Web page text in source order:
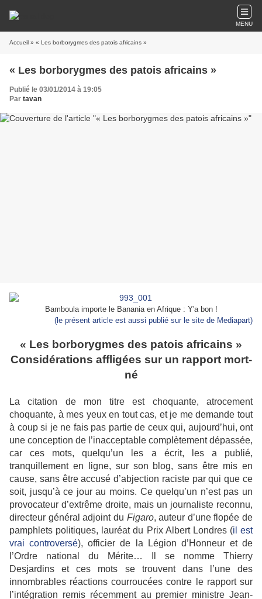
MENU
Accueil » « Les borborygmes des patois africains »
« Les borborygmes des patois africains »
Publié le 03/01/2014 à 19:05
Par tavan
Bamboula importe le Banania en Afrique : Y'a bon !
(le présent article est aussi publié sur le site de Mediapart)
« Les borborygmes des patois africains »
Considérations affligées sur un rapport mort-
né
La citation de mon titre est choquante, atrocement
choquante, à mes yeux en tout cas, et je me demande tout
à coup si je ne fais pas partie de ceux qui, aujourd’hui, ont
une conception de l’inacceptable complètement dépassée,
car ces mots, quelqu’un les a écrit, les a publié,
tranquillement en ligne, sur son blog, sans être mis en
cause, sans être accusé d’abjection raciste par qui que ce
soit, jusqu’à ce jour au moins. Ce quelqu’un n’est pas un
provocateur d’extrême droite, mais un journaliste reconnu,
directeur général adjoint du Figaro, auteur d’une flopée de
pamphlets politiques, lauréat du Prix Albert Londres (il est
vrai controversé), officier de la Légion d’Honneur et de
l’Ordre national du Mérite… Il se nomme Thierry
Desjardins et ces mots se trouvent dans l’une des
innombrables réactions courroucées contre le rapport sur
l’intégration remis récemment au premier ministre Jean-